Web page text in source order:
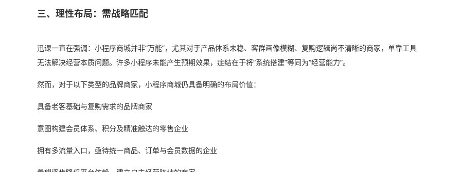
三、理性布局：需战略匹配
迅课一直在强调：小程序商城并非“万能”，尤其对于产品体系未稳、客群画像模糊、复购逻辑尚不清晰的商家，单靠工具
无法解决经营本质问题。许多小程序未能产生预期效果，症结在于将“系统搭建”等同为“经营能力”。
然而，对于以下类型的品牌商家，小程序商城仍具备明确的布局价值：
具备老客基础与复购需求的品牌商家
意图构建会员体系、积分及精准触达的零售企业
拥有多流量入口，亟待统一商品、订单与会员数据的企业